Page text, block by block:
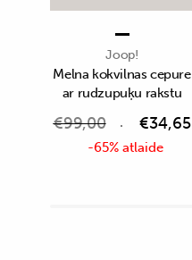
Joop!
Melna kokvilnas cepure
ar rudzupuķu rakstu
€99,00 €34,65
-65% atlaide